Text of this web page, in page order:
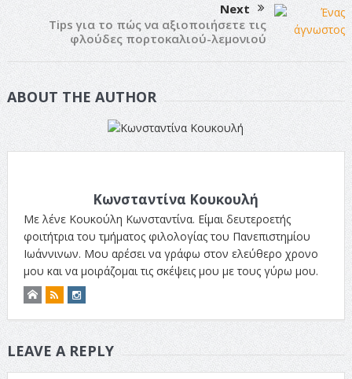
Next
Τips για το πώς να αξιοποιήσετε τις
φλούδες πορτοκαλιού-λεμονιού
ABOUT THE AUTHOR
Κωνσταντίνα Κουκουλή
Με λένε Κουκούλη Κωνσταντίνα. Είμαι δευτεροετής
φοιτήτρια του τμήματος φιλολογίας του Πανεπιστημίου
Ιωάννινων. Μου αρέσει να γράφω στον ελεύθερο χρονο
μου και να μοιράζομαι τις σκέψεις μου με τους γύρω μου.
LEAVE A REPLY